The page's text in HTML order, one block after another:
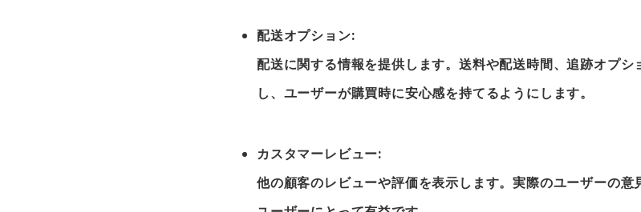
配送オプション:
配送に関する情報を提供します。送料や配送時間、追跡オプシ
し、ユーザーが購買時に安心感を持てるようにします。
カスタマーレビュー:
他の顧客のレビューや評価を表示します。実際のユーザーの意